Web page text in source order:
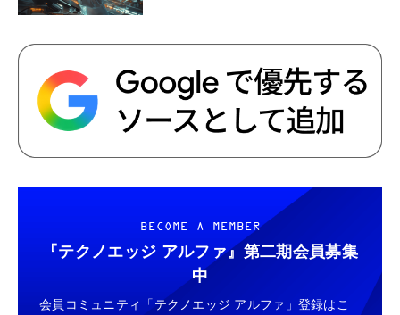
BECOME A MEMBER
『テクノエッジ アルファ』 第二期会員募集
中
会員コミュニティ「テクノエッジ アルファ」登録はこ